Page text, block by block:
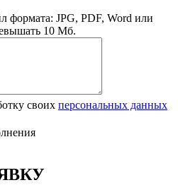
формата: JPG, PDF, Word или
10 Мб.
своих персональных данных